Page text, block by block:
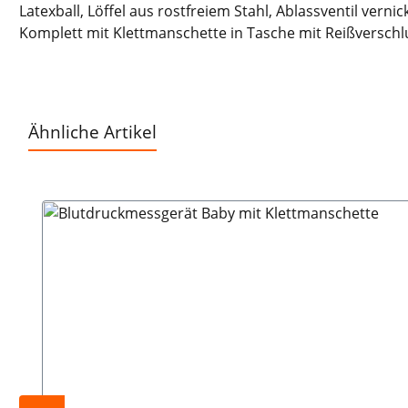
Latexball, Löffel aus rostfreiem Stahl, Ablassventil
Komplett mit Klettmanschette in Tasche mit
Ähnliche Artikel